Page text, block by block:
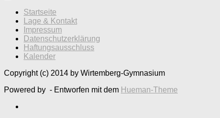
Startseite
Lage & Kontakt
Impressum
Datenschutzerklärung
Haftungsausschluss
Kalender
Copyright (c) 2014 by Wirtemberg-Gymnasium
Powered by - Entworfen mit dem Hueman-Theme